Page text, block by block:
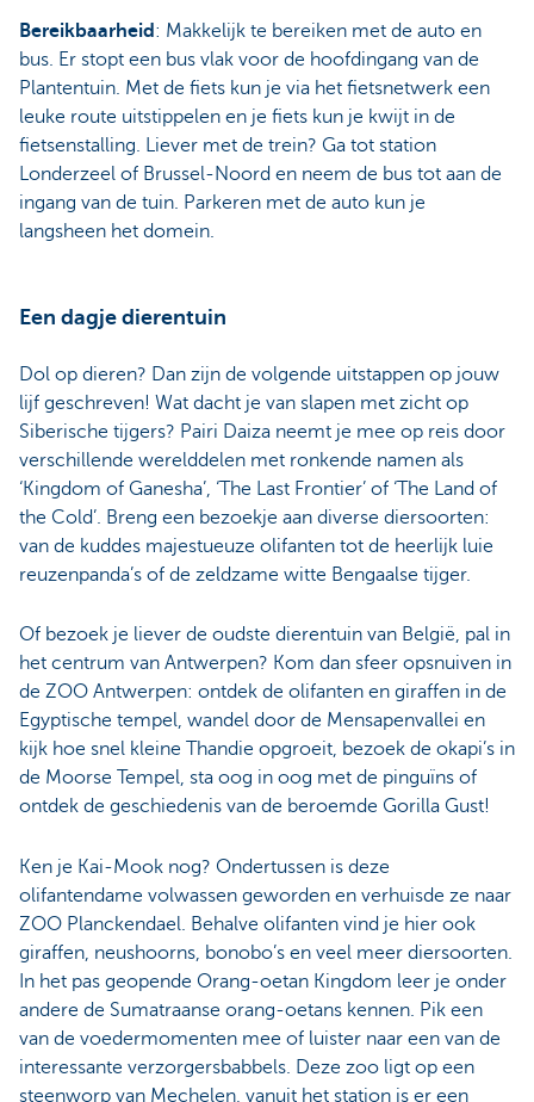
Bereikbaarheid : Makkelijk te bereiken met de auto en
bus. Er stopt een bus vlak voor de hoofdingang van de
Plantentuin. Met de fiets kun je via het fietsnetwerk een
leuke route uitstippelen en je fiets kun je kwijt in de
fietsenstalling. Liever met de trein? Ga tot station
Londerzeel of Brussel-Noord en neem de bus tot aan de
ingang van de tuin. Parkeren met de auto kun je
langsheen het domein.
Een dagje dierentuin
Dol op dieren? Dan zijn de volgende uitstappen op jouw
lijf geschreven! Wat dacht je van slapen met zicht op
Siberische tijgers? Pairi Daiza neemt je mee op reis door
verschillende werelddelen met ronkende namen als
‘Kingdom of Ganesha’, ‘The Last Frontier’ of ‘The Land of
the Cold’. Breng een bezoekje aan diverse diersoorten:
van de kuddes majestueuze olifanten tot de heerlijk luie
reuzenpanda’s of de zeldzame witte Bengaalse tijger.
Of bezoek je liever de oudste dierentuin van België, pal in
het centrum van Antwerpen? Kom dan sfeer opsnuiven in
de ZOO Antwerpen: ontdek de olifanten en giraffen in de
Egyptische tempel, wandel door de Mensapenvallei en
kijk hoe snel kleine Thandie opgroeit, bezoek de okapi’s in
de Moorse Tempel, sta oog in oog met de pinguïns of
ontdek de geschiedenis van de beroemde Gorilla Gust!
Ken je Kai-Mook nog? Ondertussen is deze
olifantendame volwassen geworden en verhuisde ze naar
ZOO Planckendael. Behalve olifanten vind je hier ook
giraffen, neushoorns, bonobo’s en veel meer diersoorten.
In het pas geopende Orang-oetan Kingdom leer je onder
andere de Sumatraanse orang-oetans kennen. Pik een
van de voedermomenten mee of luister naar een van de
interessante verzorgersbabbels. Deze zoo ligt op een
steenworp van Mechelen, vanuit het station is er een